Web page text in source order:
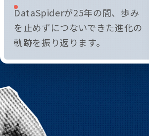
DataSpiderが25年の間、歩み
を止めずにつないできた進化の
軌跡を振り返ります。